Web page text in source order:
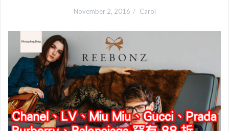
November 2, 2016 Carol